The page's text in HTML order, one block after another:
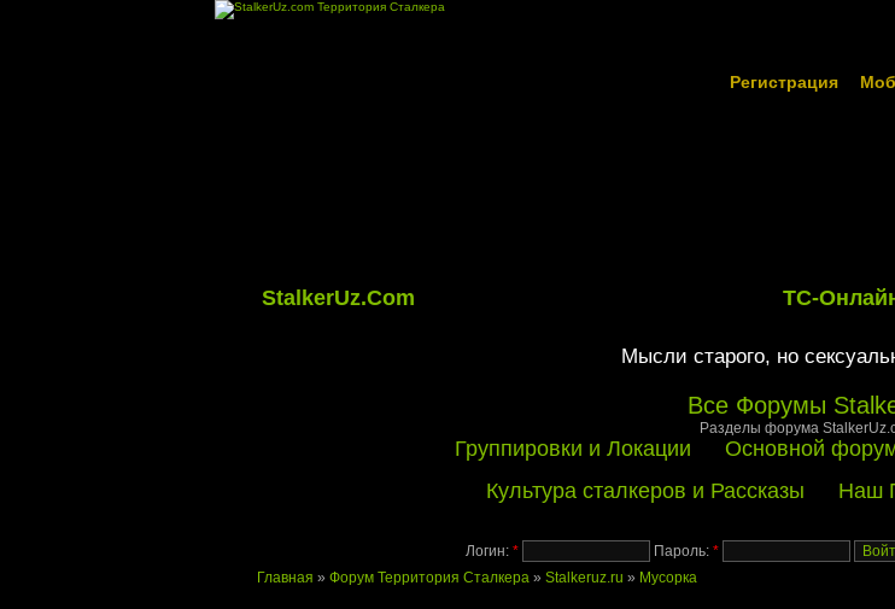
Регистрация
StalkerUz.Com ТС-
Мысли старого, но
Все Форумы
Разделы форума
Группировки и Локации Основной
Культура сталкеров и Рассказы
Наш
Логин: * Пароль: *
Главная » Форум Территория Сталкера » Stalkeruz.ru » Мусорка